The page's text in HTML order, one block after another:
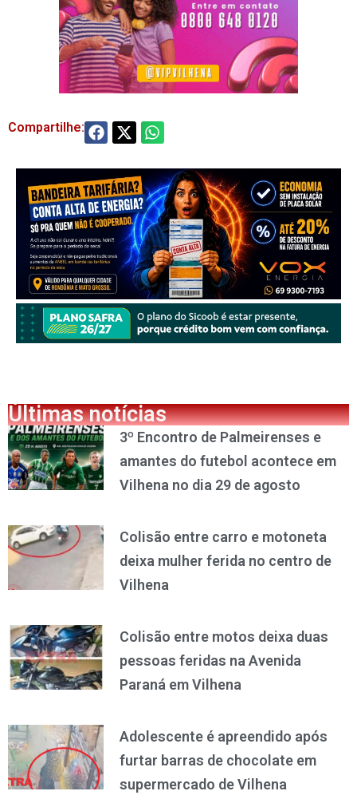
Compartilhe:
Últimas notícias
3º Encontro de Palmeirenses e
amantes do futebol acontece em
Vilhena no dia 29 de agosto
Colisão entre carro e motoneta
deixa mulher ferida no centro de
Vilhena
Colisão entre motos deixa duas
pessoas feridas na Avenida
Paraná em Vilhena
Adolescente é apreendido após
furtar barras de chocolate em
supermercado de Vilhena